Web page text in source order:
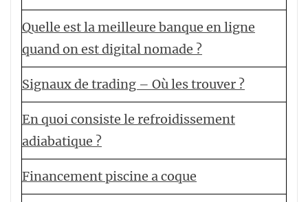
Quelle est la meilleure banque en ligne
quand on est digital nomade ?
Signaux de trading – Où les trouver ?
En quoi consiste le refroidissement
adiabatique ?
Financement piscine a coque